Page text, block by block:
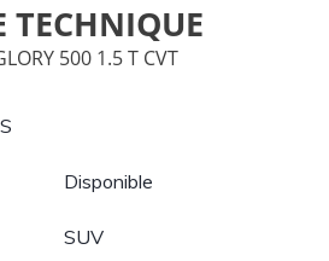
TECHNIQUE
500 1.5 T CVT
Disponible
SUV